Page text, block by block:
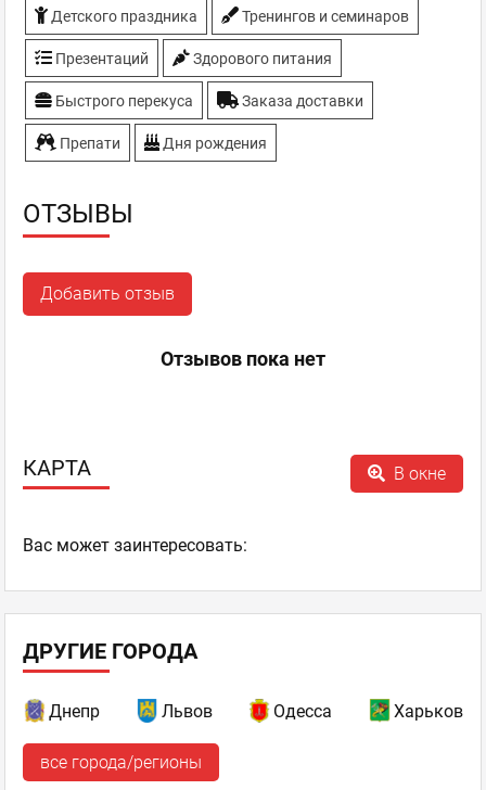
Детского праздника Тренингов и семинаров
Презентаций Здорового питания
Быстрого перекуса Заказа доставки
Препати Дня рождения
ОТЗЫВЫ
Добавить отзыв
Отзывов пока нет
КАРТА В окне
Ваc может заинтересовать:
ДРУГИЕ ГОРОДА
Днепр Львов Одесса Харьков
все города/регионы